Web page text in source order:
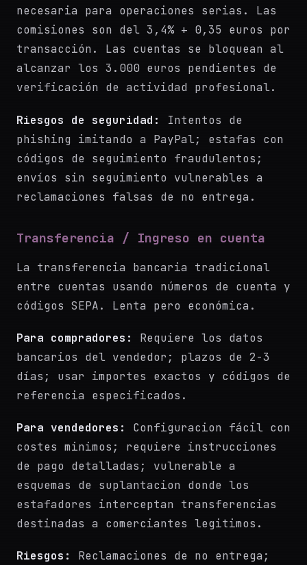
necesaria para operaciones serias. Las
comisiones son del 3,4% + 0,35 euros por
transacción. Las cuentas se bloquean al
alcanzar los 3.000 euros pendientes de
verificación de actividad profesional.
Riesgos de seguridad:
Intentos de
phishing imitando a PayPal; estafas con
códigos de seguimiento fraudulentos;
envíos sin seguimiento vulnerables a
reclamaciones falsas de no entrega.
Transferencia / Ingreso en cuenta
La transferencia bancaria tradicional
entre cuentas usando números de cuenta y
códigos SEPA. Lenta pero económica.
Para compradores:
Requiere los datos
bancarios del vendedor; plazos de 2-3
días; usar importes exactos y códigos de
referencia especificados.
Para vendedores:
Configuracion fácil con
costes minimos; requiere instrucciones
de pago detalladas; vulnerable a
esquemas de suplantacion donde los
estafadores interceptan transferencias
destinadas a comerciantes legitimos.
Riesgos:
Reclamaciones de no entrega;